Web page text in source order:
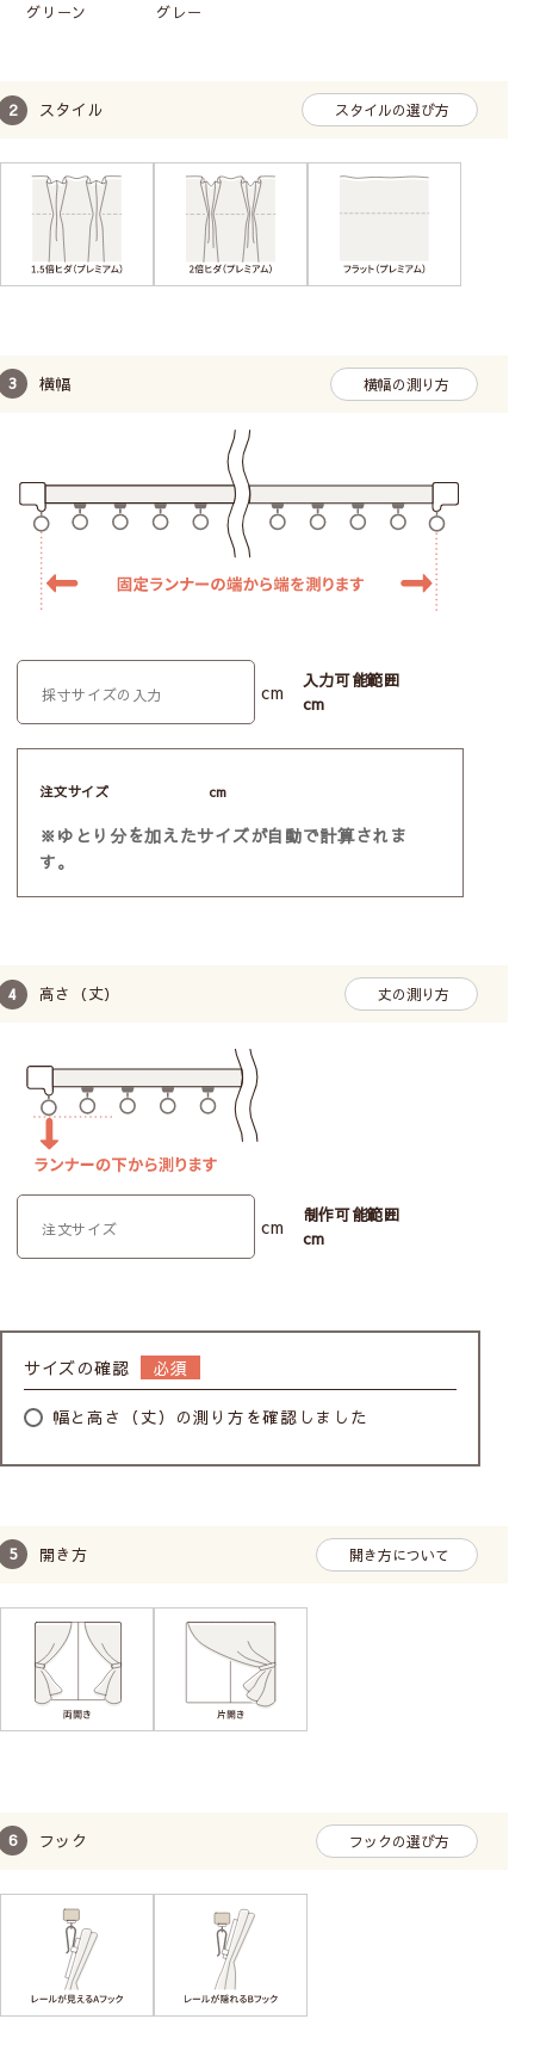
グリーン グレー
スタイル スタイルの選び方
横幅 横幅の測り方
cm
入力可能範囲
cm
注文サイズ cm
※ゆとり分を加えたサイズが自動で計算されま
す。
高さ（丈） 丈の測り方
cm
制作可能範囲
cm
サイズの確認
幅と高さ（丈）の測り方を確認しました
開き方 開き方について
フック フックの選び方